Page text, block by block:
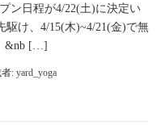
ン日程が4/22(土)に決定い
駆け、4/15(木)~4/21(金)で無
[…]
: yard_yoga